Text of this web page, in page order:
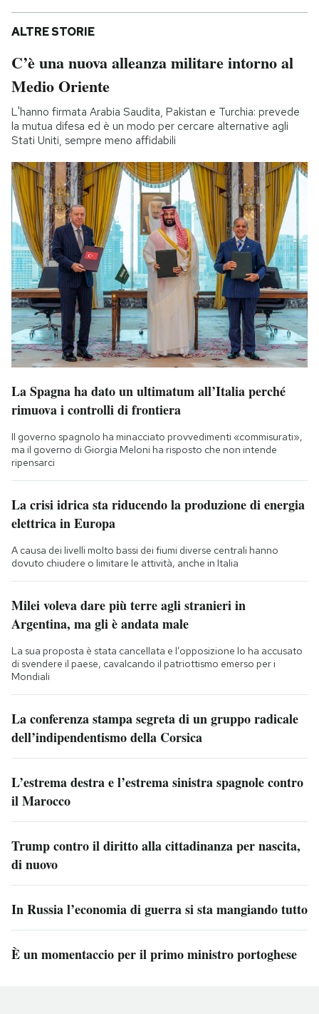
ALTRE STORIE
C’è una nuova alleanza militare intorno al
Medio Oriente
L'hanno firmata Arabia Saudita, Pakistan e Turchia: prevede
la mutua difesa ed è un modo per cercare alternative agli
Stati Uniti, sempre meno affidabili
La Spagna ha dato un ultimatum all’Italia perché
rimuova i controlli di frontiera
Il governo spagnolo ha minacciato provvedimenti «commisurati»,
ma il governo di Giorgia Meloni ha risposto che non intende
ripensarci
La crisi idrica sta riducendo la produzione di energia
elettrica in Europa
A causa dei livelli molto bassi dei fiumi diverse centrali hanno
dovuto chiudere o limitare le attività, anche in Italia
Milei voleva dare più terre agli stranieri in
Argentina, ma gli è andata male
La sua proposta è stata cancellata e l’opposizione lo ha accusato
di svendere il paese, cavalcando il patriottismo emerso per i
Mondiali
La conferenza stampa segreta di un gruppo radicale
dell’indipendentismo della Corsica
L’estrema destra e l’estrema sinistra spagnole contro
il Marocco
Trump contro il diritto alla cittadinanza per nascita,
di nuovo
In Russia l’economia di guerra si sta mangiando tutto
È un momentaccio per il primo ministro portoghese